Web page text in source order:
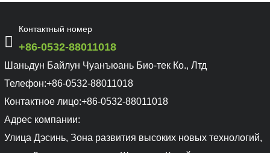
Контактный номер
+86-0532-88011018
Шаньдун Байлун Чуанъюань Био-тек Ко., Лтд
Телефон:+86-0532-88011018
Контактное лицо:+86-0532-88011018
Адрес компании:
Улица Дэсинь, Зона развития высоких новых технологий,